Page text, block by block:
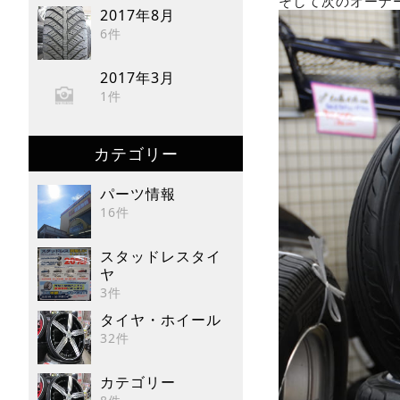
2017年8月
6件
2017年3月
1件
カテゴリー
パーツ情報
16件
スタッドレスタイ
ヤ
3件
タイヤ・ホイール
32件
カテゴリー